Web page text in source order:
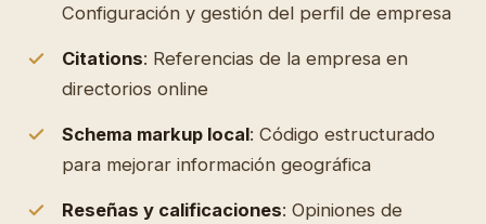
Configuración y gestión del perfil de empresa
Citations: Referencias de la empresa en
directorios online
Schema markup local: Código estructurado
para mejorar información geográfica
Reseñas y calificaciones: Opiniones de